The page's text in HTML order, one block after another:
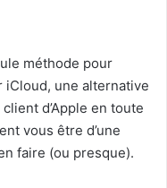
méthode pour
une alternative
d’Apple en toute
vous être d’une
faire (ou presque).